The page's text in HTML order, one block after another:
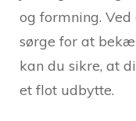
og formning.
sørge for at
kan du sikre, at
et flot udbytte.